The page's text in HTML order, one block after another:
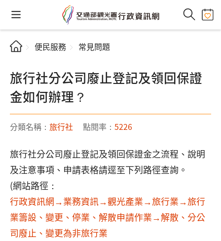
便民服務 常見問題
旅行社分公司廢止登記及領回保證
金如何辦理？
分類名稱： 旅行社 點閱率： 5226
旅行社分公司廢止登記及領回保證金之流程、說明
及注意事項、申請表格請逕至下列路徑查詢。
(網站路徑：
行政資訊網→業務資訊→觀光產業→旅行業→旅行
業籌設、變更、停業、解散申請作業→解散、分公
司廢止、變更為非旅行業